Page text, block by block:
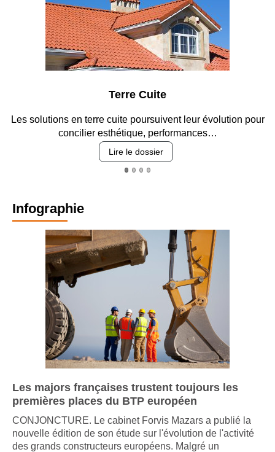
leur évolution pour
performances…
Entre circulation,
Infographie
Les majors françaises trustent toujours les
premières places du BTP européen
CONJONCTURE. Le cabinet Forvis Mazars a publié la
nouvelle édition de son étude sur l'évolution de l'activité
des grands constructeurs européens. Malgré un